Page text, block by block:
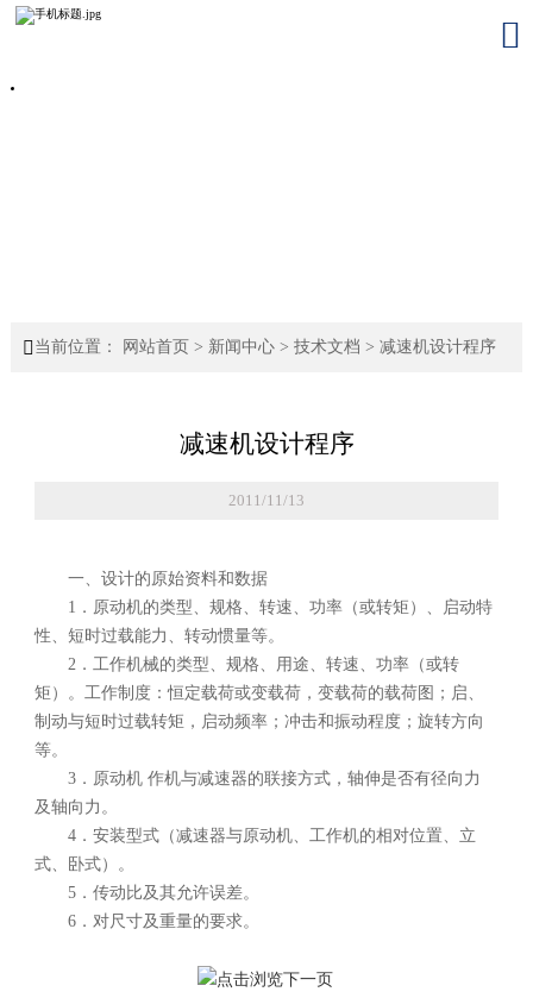

 当前位置： 网站首页 > 新闻中心> 技术文档 > 减速机设计程序
减速机设计程序
2011/11/13
一、设计的原始资料和数据
1．原动机的类型、规格、转速、功率（或转矩）、启动特
性、短时过载能力、转动惯量等。
2．工作机械的类型、规格、用途、转速、功率（或转
矩）。工作制度：恒定载荷或变载荷，变载荷的载荷图；启、
制动与短时过载转矩，启动频率；冲击和振动程度；旋转方向
等。
3．原动机 作机与减速器的联接方式，轴伸是否有径向力
及轴向力。
4．安装型式（减速器与原动机、工作机的相对位置、立
式、卧式）。
5．传动比及其允许误差。
6．对尺寸及重量的要求。